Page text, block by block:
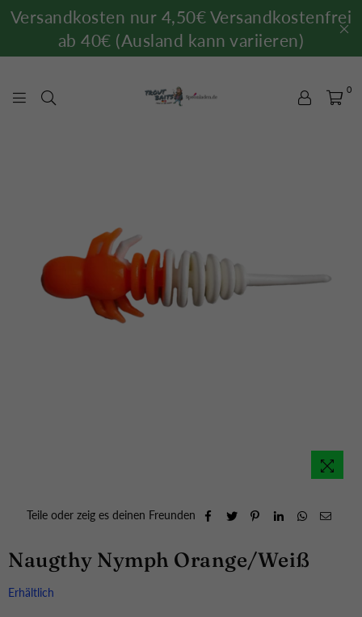
Versandkosten nur 4,50€ Versandkostenfrei
ab 40€ (Ausland kann variieren)
0
Teile oder zeig es deinen Freunden
Naugthy Nymph Orange/Weiß
Erhältlich